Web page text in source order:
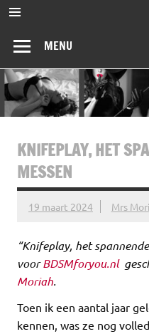
Ga
naar
inhoud
MENU
KNIFEPLAY, HET
MESSEN
19 maart 2024 Mrs
“Knifeplay, het
voorBDSMforyou.nl
Moriah.
Toen ik een aantal jaar
kennen, was ze nog